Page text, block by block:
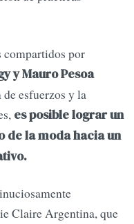
compartidos por
y Mauro Pesoa
esfuerzos y la
es posible lograr un
de la moda hacia un
Claire Argentina, que